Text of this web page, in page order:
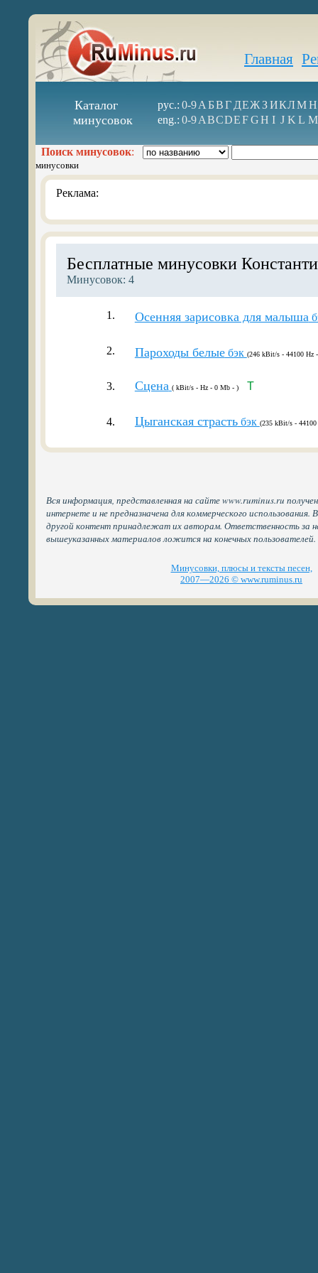
Главная
Каталог
минусовок
рус.: 0-9А БВГ ДЕЖ З ИКЛМН
eng.: 0-9ABCDEFGH I J K L M
Поиск минусовок:
минусовки
Реклама:
Бесплатные минусовки
Минусовок: 4
1. Осенняя зарисовка для малыша
2. Пароходы белыебэк (246 kBit/s - 44100 Hz
3. Сцена ( kBit/s - Hz - 0 Mb - ) T
4. Цыганская страстьбэк (235 kBit/s -
Вся информация, представленная на сайте www.ruminus.ru
интернете и не предназначена для коммерческого
другой контент принадлежат их авторам. Ответственность за
вышеуказанных материалов ложится на конечных пользователей.
Минусовки, плюсы и тексты песен,
2007—2026 © www.ruminus.ru